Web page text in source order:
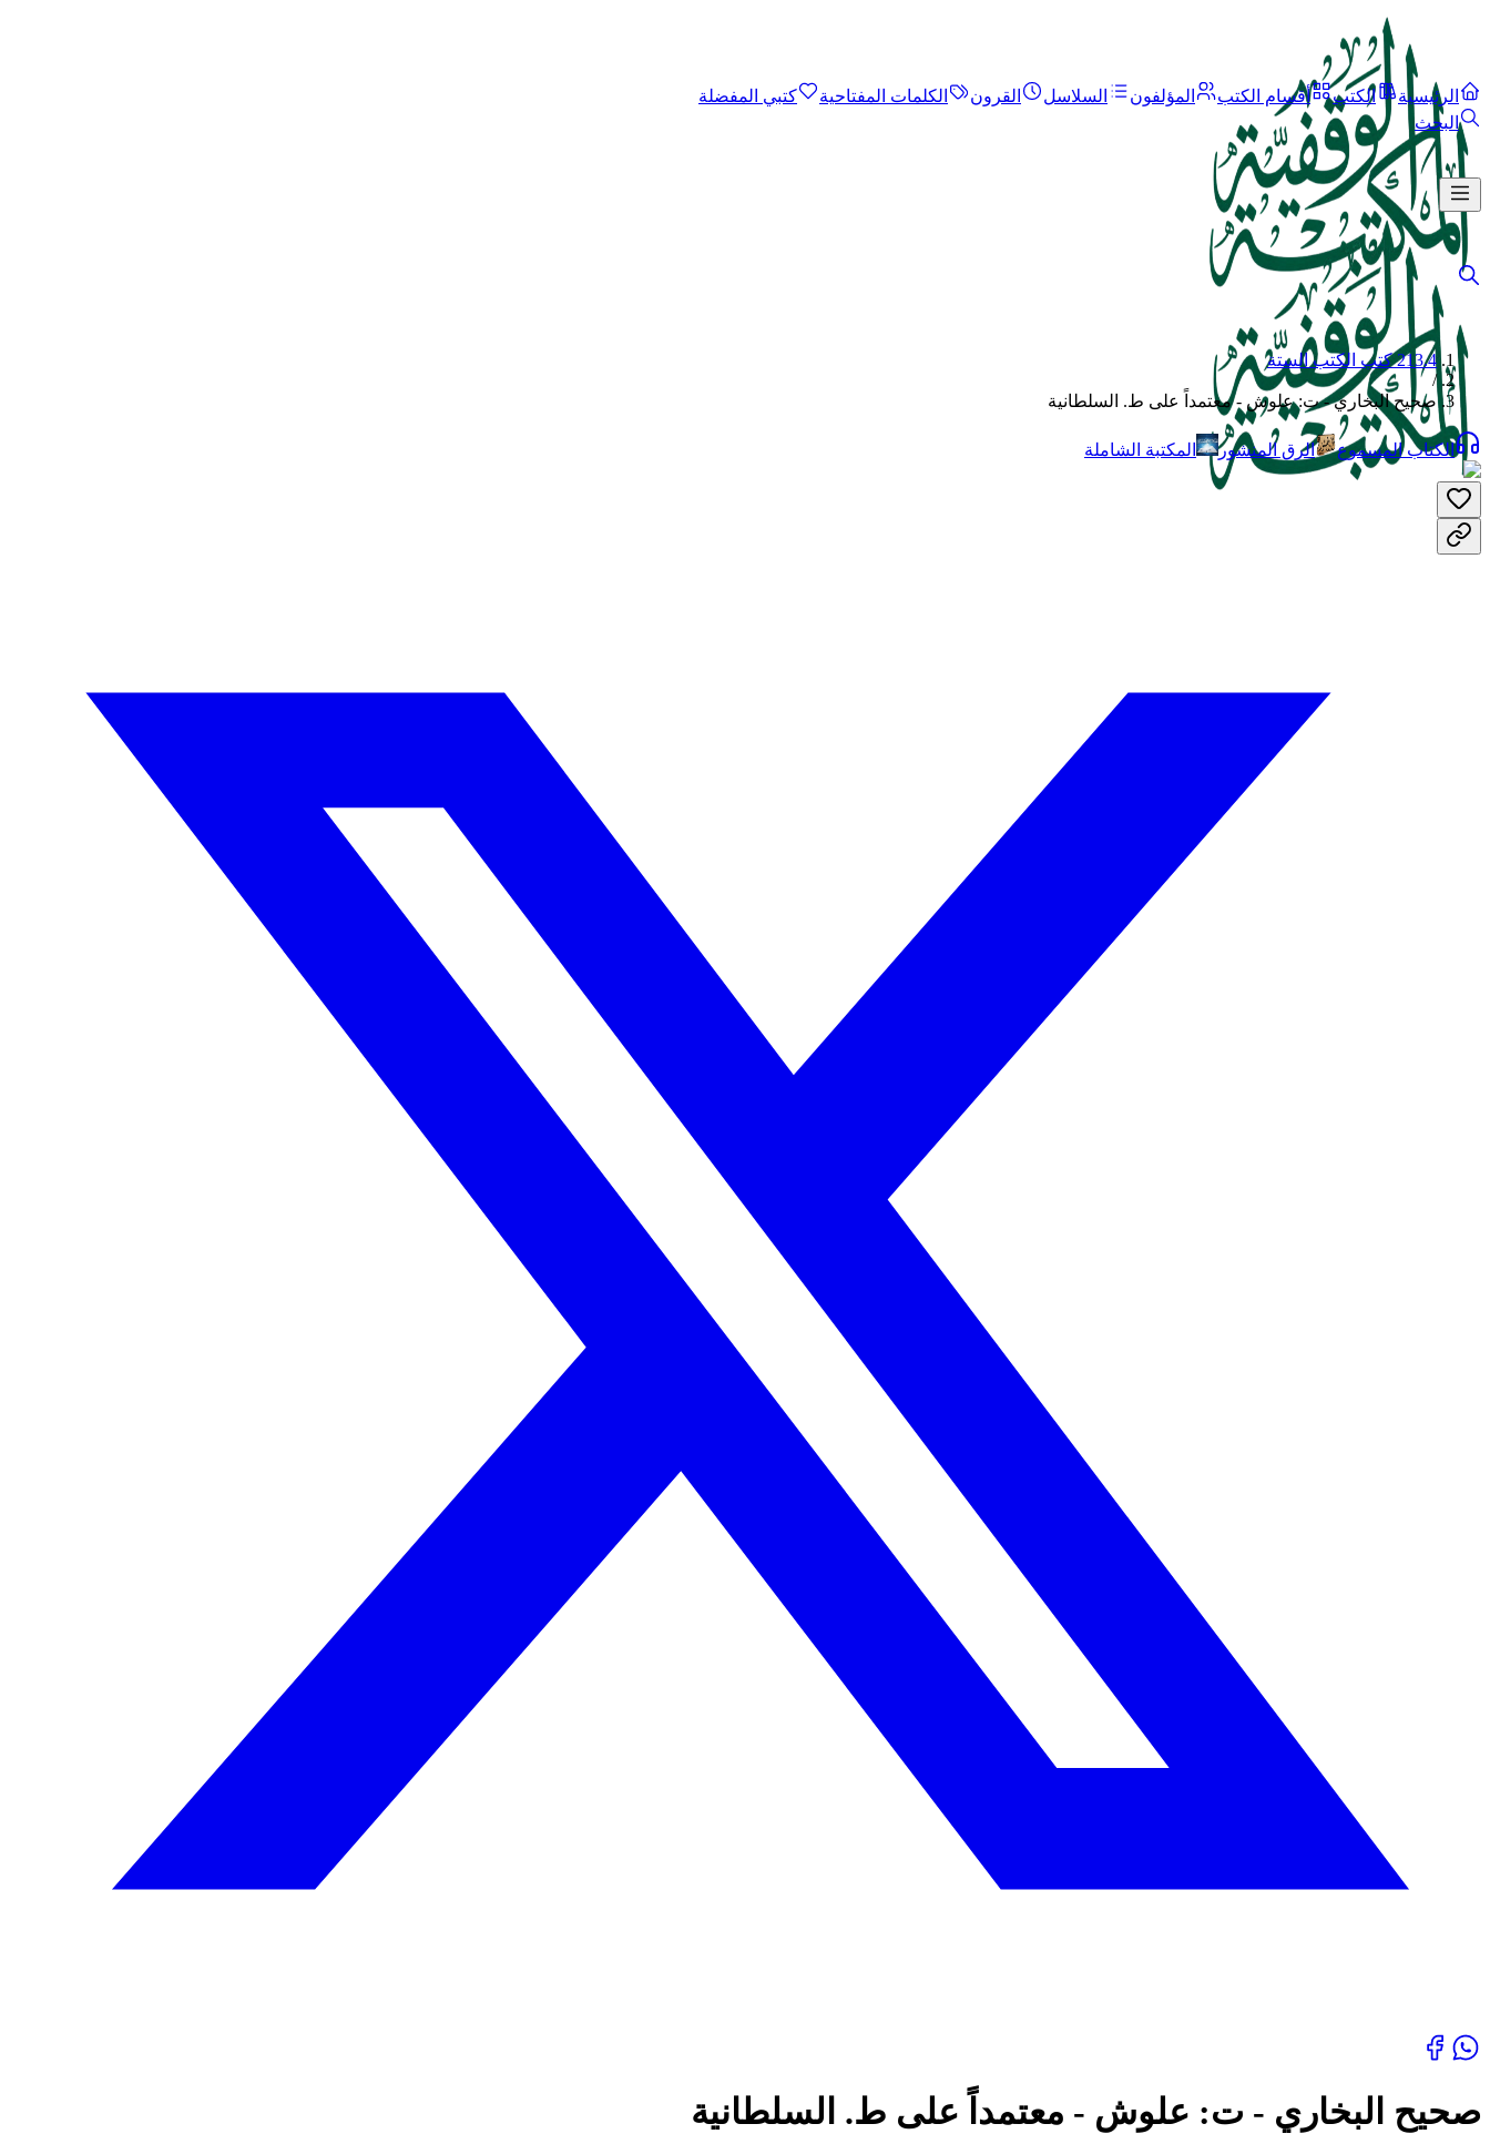
الرئيسية الكتب أقسام الكتب المؤلفون السلاسل القرون الكلمات المفتاحية
كتبي المفضلة
البحث
213.4 كتب الكتب الستة
/
صحيح البخاري - ت: علوش - معتمداً على ط. السلطانية
الكتاب المسموع الرق المنشور المكتبة الشاملة
صحيح البخاري - ت: علوش - معتمداً على ط. السلطانية